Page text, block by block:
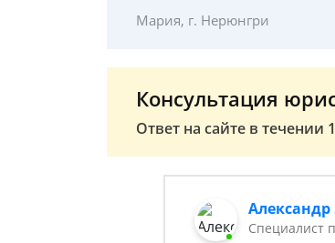
Мария, г. Нерюнгри
Консультация
Ответ на сайте в течении
Александр
Специалист